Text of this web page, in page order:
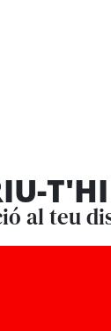
T'HI
al teu